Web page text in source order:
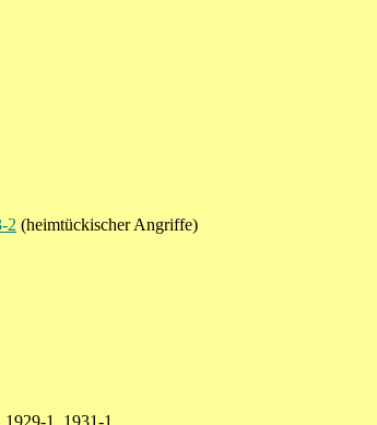
2 (heimtückischer Angriffe)
1, 1931-1